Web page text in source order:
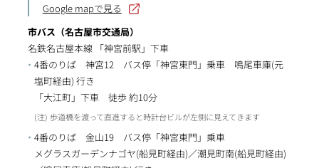
Google mapで見る
市バス（名古屋市交通局）
名鉄名古屋本線 「神宮前駅」下車
4番のりば 神宮12 バス停「神宮東門」乗車 鳴尾車庫(元
塩町経由) 行き
「大江町」下車 徒歩 約10分
歩道橋を渡って直進すると時計台ビルが左側に見えてきます
4番のりば 金山19 バス停「神宮東門」乗車
メグラスガーデンナゴヤ(船見町経由)／潮見町南(船見町経由)